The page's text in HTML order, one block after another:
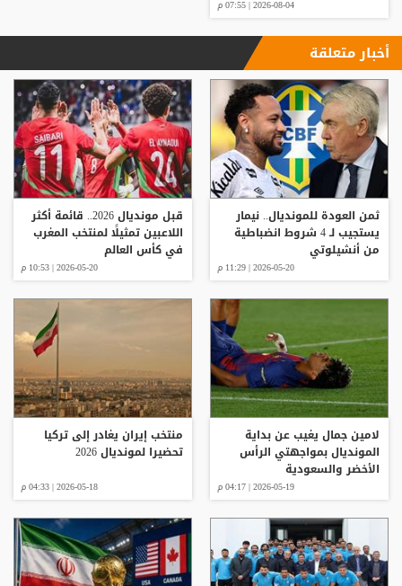
2026-08-04 | 07:55 م
أخبار متعلقة
ثمن العودة للمونديال.. نيمار
يستجيب لـ 4 شروط انضباطية
من أنشيلوتي
2026-05-20 | 11:29 م
قبل مونديال 2026.. قائمة أكثر
اللاعبين تمثيلًا لمنتخب المغرب
في كأس العالم
2026-05-20 | 10:53 م
لامين جمال يغيب عن بداية
المونديال بمواجهتي الرأس
الأخضر والسعودية
2026-05-19 | 04:17 م
منتخب إيران يغادر إلى تركيا
تحضيرا لمونديال 2026
2026-05-18 | 04:33 م